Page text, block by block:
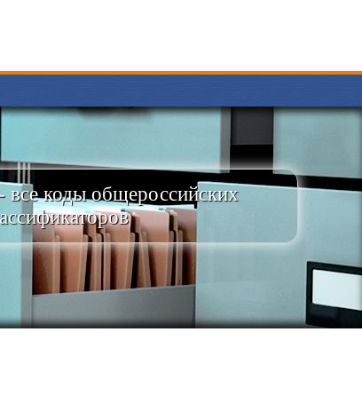
коды общероссийских